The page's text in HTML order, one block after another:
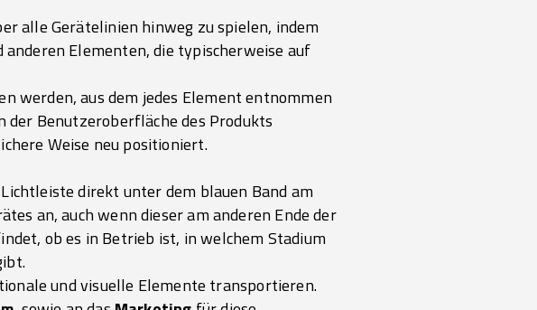
alle Gerätelinien hinweg zu spielen, indem
Elementen, die typischerweise auf
werden, aus dem jedes Element entnommen
Benutzeroberfläche des Produkts
Weise neu positioniert.
direkt unter dem blauen Band am
an, auch wenn dieser am anderen Ende der
ob es in Betrieb ist, in welchem Stadium
und visuelle Elemente transportieren.